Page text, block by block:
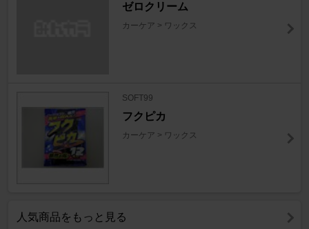
ゼロクリーム
カーケア > ワックス
SOFT99
フクピカ
カーケア > ワックス
人気商品をもっと見る